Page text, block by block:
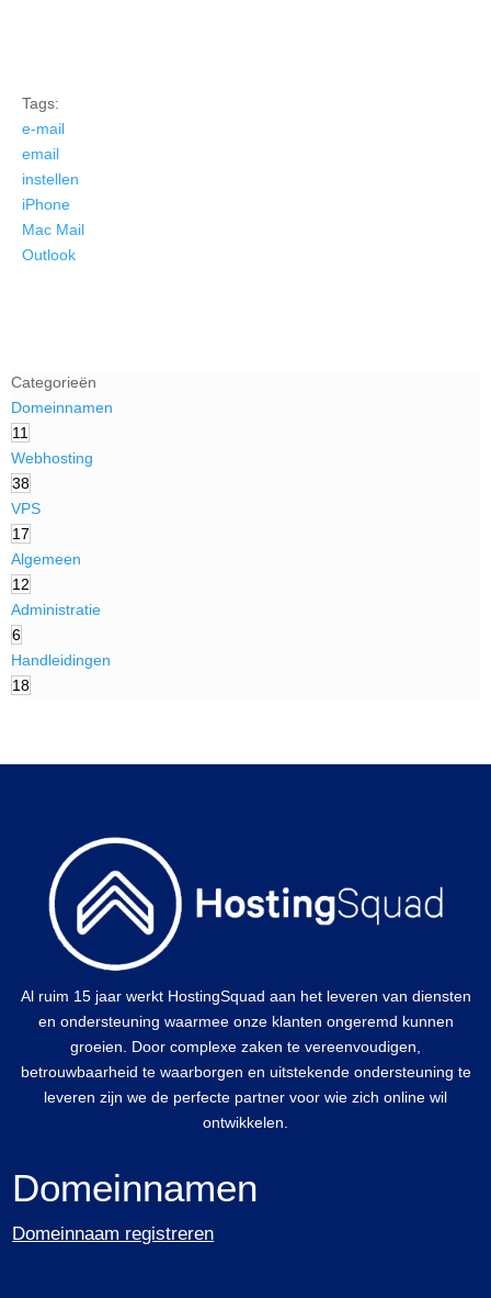
Categorieën
Domeinnamen
11
Webhosting
38
VPS
17
Algemeen
12
Administratie
6
Handleidingen
18
Tags:
e-mail
email
instellen
iPhone
Mac Mail
Outlook
Al ruim 15 jaar werkt HostingSquad aan het leveren van diensten
en ondersteuning waarmee onze klanten ongeremd kunnen
groeien. Door complexe zaken te vereenvoudigen,
betrouwbaarheid te waarborgen en uitstekende ondersteuning te
leveren zijn we de perfecte partner voor wie zich online wil
ontwikkelen.
Domeinnamen
Domeinnaam registreren